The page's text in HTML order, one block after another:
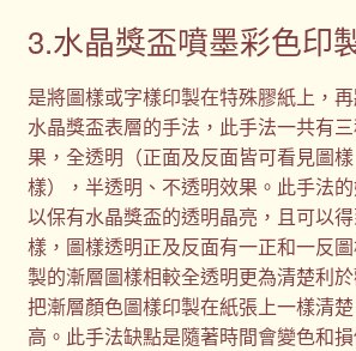
3.水晶獎盃噴墨彩色印
是將圖樣或字樣印製在特殊膠紙上，
水晶獎盃表層的手法，此手法一共有
果，全透明（正面及反面皆可看見圖
樣），半透明、不透明效果。此手法
以保有水晶獎盃的透明晶亮，且可以
樣，圖樣透明正及反面有一正和一反
製的漸層圖樣相較全透明更為清楚利
把漸層顏色圖樣印製在紙張上一樣清
高。此手法缺點是隨著時間會變色和損